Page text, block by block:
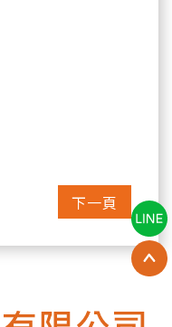
下一頁